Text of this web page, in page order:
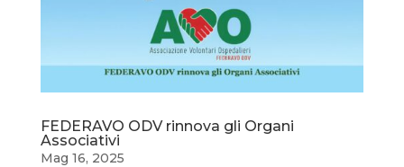
FEDERAVO ODV rinnova gli Organi
Associativi
Mag 16, 2025